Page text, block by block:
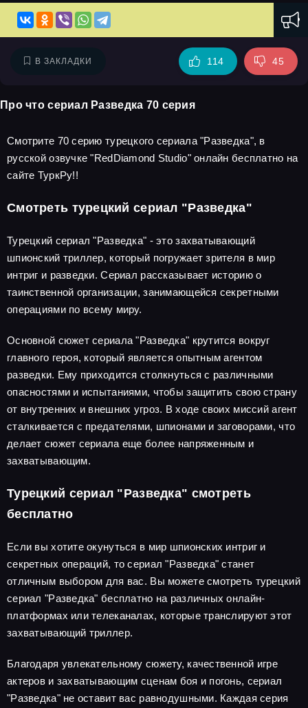
В ЗАКЛАДКИ 114 45
Про что сериал Разведка 70 серия
Смотрите 70 серию турецкого сериала "Разведка", в
русской озвучке "RedDiamond Studio" онлайн бесплатно на
сайте ТуркРу!!
Смотреть турецкий сериал "Разведка"
Турецкий сериал "Разведка" - это захватывающий
шпионский триллер, который погружает зрителя в мир
интриг и разведки. Сериал рассказывает историю о
таинственной организации, занимающейся секретными
операциями по всему миру.
Основной сюжет сериала "Разведка" крутится вокруг
главного героя, который является опытным агентом
разведки. Ему приходится столкнуться с различными
опасностями и испытаниями, чтобы защитить свою страну
от внутренних и внешних угроз. В ходе своих миссий агент
сталкивается с предателями, шпионами и заговорами, что
делает сюжет сериала еще более напряженным и
захватывающим.
Турецкий сериал "Разведка" смотреть
бесплатно
Если вы хотите окунуться в мир шпионских интриг и
секретных операций, то сериал "Разведка" станет
отличным выбором для вас. Вы можете смотреть турецкий
сериал "Разведка" бесплатно на различных онлайн-
платформах или телеканалах, которые транслируют этот
захватывающий триллер.
Благодаря увлекательному сюжету, качественной игре
актеров и захватывающим сценам боя и погонь, сериал
"Разведка" не оставит вас равнодушными. Каждая серия